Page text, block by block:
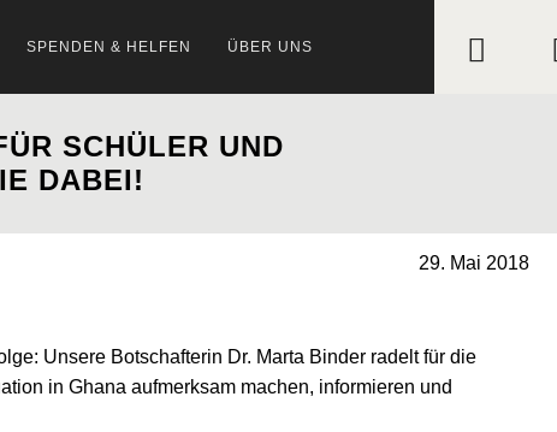
SPENDEN & HELFEN ÜBER UNS
SCHÜLER UND
DABEI!
29. Mai 2018
Unsere Botschafterin Dr. Marta Binder radelt für die
in Ghana aufmerksam machen, informieren und